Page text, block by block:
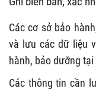
Các cơ sở bảo
và lưu các dữ liệu
hành, bảo dưỡng
Các thông tin cần